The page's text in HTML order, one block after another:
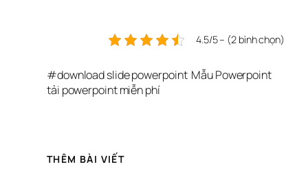
4.5/5 – (2 bình chọn)
#download slide powerpoint Mẫu Powerpoint
tải powerpoint miễn phí
THÊM BÀI VIẾT